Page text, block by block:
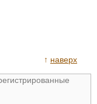
↑ наверх